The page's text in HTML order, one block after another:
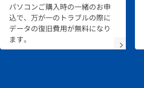
パソコンご購入時の一緒のお申
込で、万が一のトラブルの際に
データの復旧費用が無料になり
ます。